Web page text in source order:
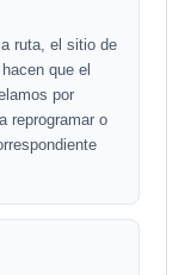
ruta, el sitio de
que el
por
reprogramar o